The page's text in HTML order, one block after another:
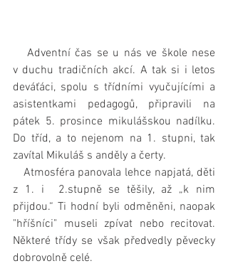
Adventní čas se u nás ve škole nese
v duchu tradičních akcí. A tak si i letos
deváťáci, spolu s třídními vyučujícími a
asistentkami pedagogů, připravili na
pátek 5. prosince mikulášskou nadílku.
Do tříd, a to nejenom na 1. stupni, tak
zavítal Mikuláš s anděly a čerty.
Atmosféra panovala lehce napjatá, děti
z 1. i  2.stupně se těšily, až „k nim
přijdou.“ Ti hodní byli odměněni, naopak
"hříšníci" museli zpívat nebo recitovat.
Některé třídy se však předvedly pěvecky
dobrovolně celé.